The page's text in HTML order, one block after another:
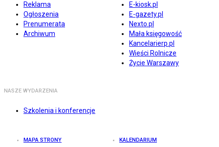
Reklama
Ogłoszenia
Prenumerata
Archiwum
E-kiosk.pl
E-gazety.pl
Nexto.pl
Mała księgowość
Kancelarierp.pl
Wieści Rolnicze
Życie Warszawy
NASZE WYDARZENIA
Szkolenia i konferencje
MAPA STRONY KALENDARIUM